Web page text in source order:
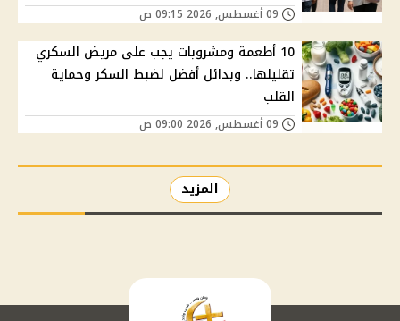
10 أطعمة ومشروبات يجب على مريض السكري
تقليلها.. وبدائل أفضل لضبط السكر وحماية
القلب
المزيد